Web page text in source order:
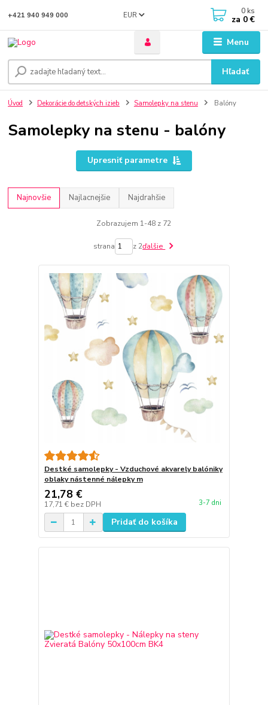
Menu
EUR
Hľadať
+421 940 949 000 0 ks
za 0 €
Úvod Dekorácie do detských izieb Samolepky na stenu Balóny
Samolepky na stenu - balóny
Upresniť parametre
Najnovšie Najlacnejšie Najdrahšie
Zobrazujem 1-48 z 72
strana z 2ďalšie
Destké samolepky - Vzduchové akvarely balóniky
oblaky nástenné nálepky m
21,78 €
17,71 € bez DPH 3-7 dni
Pridať do košíka